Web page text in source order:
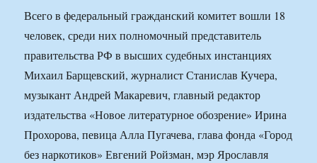
Всего в федеральный гражданский комитет вошли 18
человек, среди них полномочный представитель
правительства РФ в высших судебных инстанциях
Михаил Барщевский, журналист Станислав Кучера,
музыкант Андрей Макаревич, главный редактор
издательства «Новое литературное обозрение» Ирина
Прохорова, певица Алла Пугачева, глава фонда «Город
без наркотиков» Евгений Ройзман, мэр Ярославля